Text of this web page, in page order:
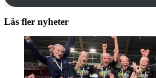
Läs fler nyheter